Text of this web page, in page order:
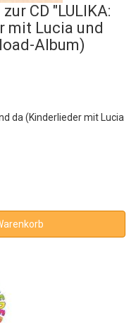
CD "LULIKA:
mit Lucia und
Album)
da (Kinderlieder mit Lucia